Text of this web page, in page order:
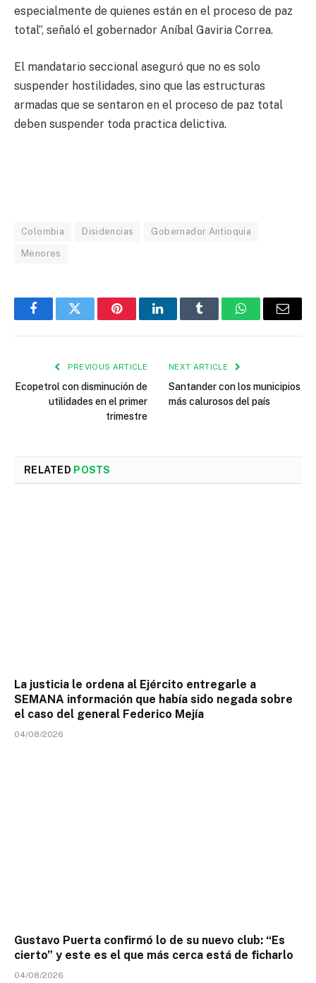
especialmente de quienes están en el proceso de paz
total”, señaló el gobernador Aníbal Gaviria Correa.
El mandatario seccional aseguró que no es solo
suspender hostilidades, sino que las estructuras
armadas que se sentaron en el proceso de paz total
deben suspender toda practica delictiva.
Colombia Disidencias Gobernador Antioquia
Menores
FacebookTwitter PinterestLinkedInTumblr WhatsAppEmail
PREVIOUS ARTICLE
Ecopetrol con disminución de
utilidades en el primer
trimestre
NEXT ARTICLE
Santander con los municipios
más calurosos del país
RELATED POSTS
La justicia le ordena al Ejército entregarle a
SEMANA información que había sido negada sobre
el caso del general Federico Mejía
04/08/2026
Gustavo Puerta confirmó lo de su nuevo club: “Es
cierto” y este es el que más cerca está de ficharlo
04/08/2026